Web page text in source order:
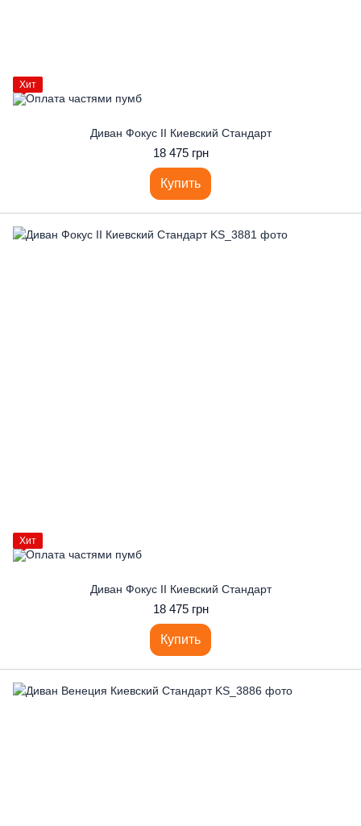
Хит
Диван Фокус II Киевский Стандарт
18 475 грн
Купить
Хит
Диван Фокус II Киевский Стандарт
18 475 грн
Купить